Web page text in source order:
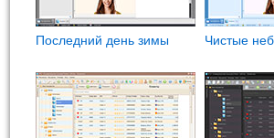
Последний день зимы Чистые